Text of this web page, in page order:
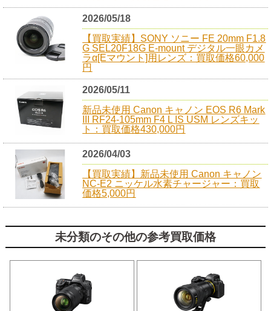
2026/05/18
【買取実績】SONY ソニー FE 20mm F1.8
G SEL20F18G E-mount デジタル一眼カメ
ラα[Eマウント]用レンズ：買取価格60,000
円
2026/05/11
新品未使用 Canon キャノン EOS R6 Mark
III RF24-105mm F4 L IS USM レンズキッ
ト：買取価格430,000円
2026/04/03
【買取実績】新品未使用 Canon キャノン
NC-E2 ニッケル水素チャージャー：買取
価格5,000円
未分類のその他の参考買取価格